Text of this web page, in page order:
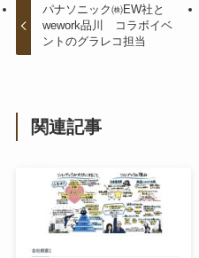
パナソニック㈱EW社と
wework品川 コラボイベ
ントのグラレコ担当
関連記事